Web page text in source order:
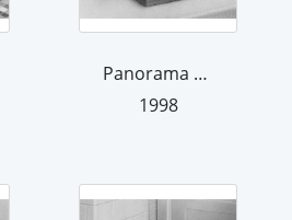
Panorama di Prerow
1998